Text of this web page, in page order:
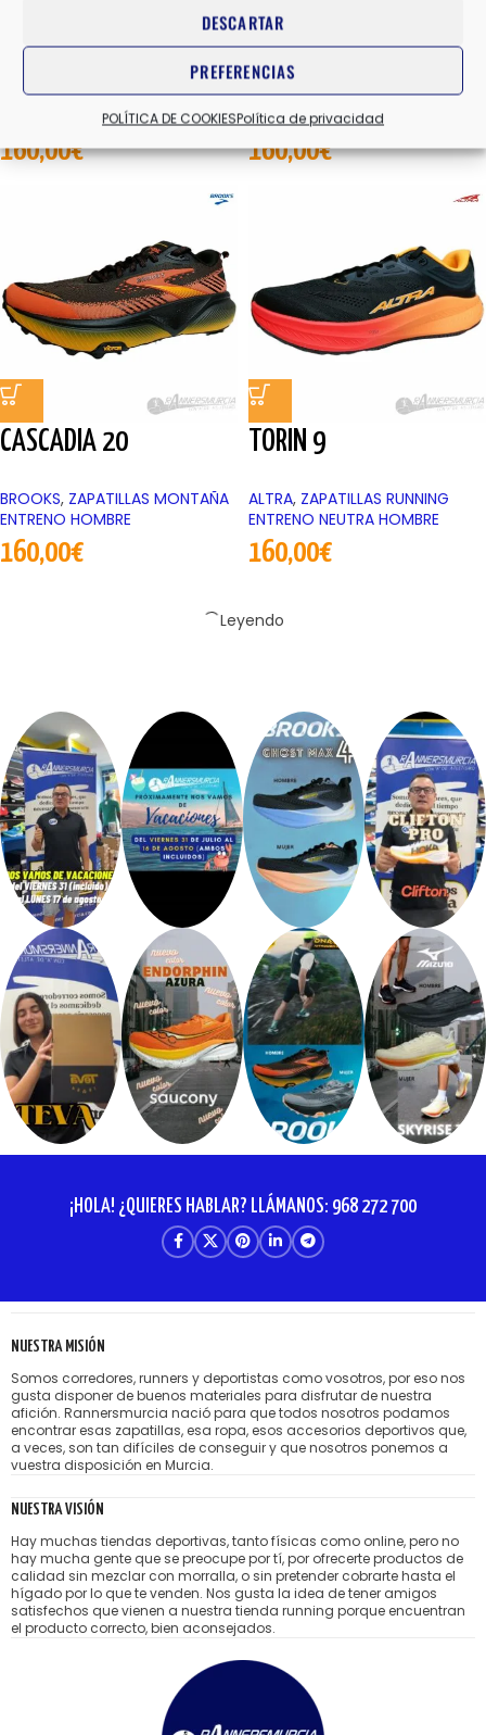
DESCARTAR
PREFERENCIAS
POLÍTICA DE COOKIESPolítica de privacidad
TORIN 9 W
ALTRA, ZAPATILLAS RUNNING
ENTRENO NEUTRA MUJER
160,00€
CASCADIA 20 W
BROOKS, ZAPATILLAS MONTAÑA
ENTRENO MUJER
160,00€
CASCADIA 20
BROOKS, ZAPATILLAS MONTAÑA
ENTRENO HOMBRE
160,00€
TORIN 9
ALTRA, ZAPATILLAS RUNNING
ENTRENO NEUTRA HOMBRE
160,00€
Leyendo
¡HOLA! ¿QUIERES HABLAR? LLÁMANOS: 968 272 700
NUESTRA MISIÓN
Somos corredores, runners y deportistas como vosotros, por eso nos
gusta disponer de buenos materiales para disfrutar de nuestra
afición. Rannersmurcia nació para que todos nosotros podamos
encontrar esas zapatillas, esa ropa, esos accesorios deportivos que,
a veces, son tan difíciles de conseguir y que nosotros ponemos a
vuestra disposición en Murcia.
NUESTRA VISIÓN
Hay muchas tiendas deportivas, tanto físicas como online, pero no
hay mucha gente que se preocupe por tí, por ofrecerte productos de
calidad sin mezclar con morralla, o sin pretender cobrarte hasta el
hígado por lo que te venden. Nos gusta la idea de tener amigos
satisfechos que vienen a nuestra tienda running porque encuentran
el producto correcto, bien aconsejados.